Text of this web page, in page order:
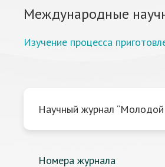
Международные
Изучение процесса
Научный журнал “Молодой
Номера журнала